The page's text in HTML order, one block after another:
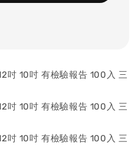
吋 10吋 有檢驗報告 100入 三
吋 10吋 有檢驗報告 100入 三
吋 10吋 有檢驗報告 100入 三